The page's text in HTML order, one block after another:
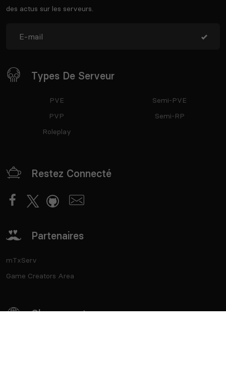
des actus sur les serveurs.
Types De Serveur
PVE
PVP
Roleplay
Semi-PVE
Semi-RP
Restez Connecté
Partenaires
mTxServ
Game Creators Area
Classements